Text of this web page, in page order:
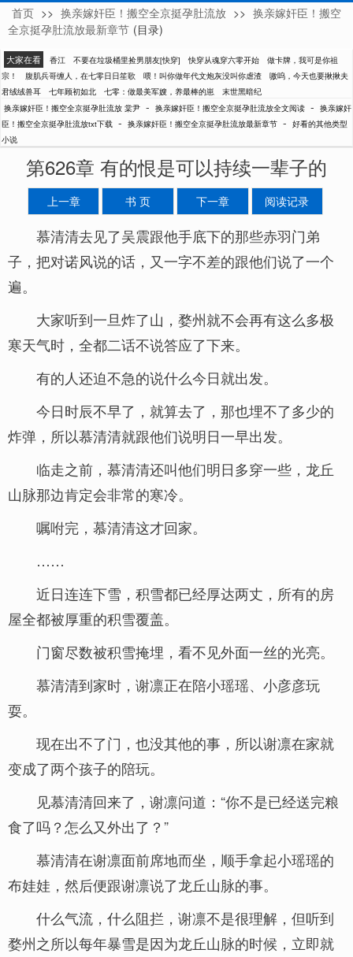
棠尹
首页 >> 换亲嫁奸臣！搬空全京挺孕肚流放 >> 换亲嫁奸臣！搬空
全京挺孕肚流放最新章节 (目录)
大家在看 香江 不要在垃圾桶里捡男朋友[快穿] 快穿从魂穿六零开始
做卡牌，我可是你祖
宗！
腹肌兵哥缠人，在七零日日笙歌 喂！叫你做年代文炮灰没叫你虐渣
嗷呜，今天也要揪揪夫
君绒绒兽耳
七年顾初如北 七零：做最美军嫂，养最棒的崽
末世黑暗纪
换亲嫁奸臣！搬空全京挺孕肚流放 棠尹 - 换亲嫁奸臣！搬空全京挺孕肚流放全文阅读 - 换亲嫁奸
臣！搬空全京挺孕肚流放txt下载 - 换亲嫁奸臣！搬空全京挺孕肚流放最新章节 - 好看的其他类型
小说
第626章 有的恨是可以持续一辈子的
上一章 书 页 下一章 阅读记录
慕清清去见了吴震跟他手底下的那些赤羽门弟
子，把对诺风说的话，又一字不差的跟他们说了一个
遍。
大家听到一旦炸了山，婺州就不会再有这么多极
寒天气时，全都二话不说答应了下来。
有的人还迫不急的说什么今日就出发。
今日时辰不早了，就算去了，那也埋不了多少的
炸弹，所以慕清清就跟他们说明日一早出发。
临走之前，慕清清还叫他们明日多穿一些，龙丘
山脉那边肯定会非常的寒冷。
嘱咐完，慕清清这才回家。
……
近日连连下雪，积雪都已经厚达两丈，所有的房
屋全都被厚重的积雪覆盖。
门窗尽数被积雪掩埋，看不见外面一丝的光亮。
慕清清到家时，谢凛正在陪小瑶瑶、小彦彦玩
耍。
现在出不了门，也没其他的事，所以谢凛在家就
变成了两个孩子的陪玩。
见慕清清回来了，谢凛问道：“你不是已经送完粮
食了吗？怎么又外出了？”
慕清清在谢凛面前席地而坐，顺手拿起小瑶瑶的
布娃娃，然后便跟谢凛说了龙丘山脉的事。
什么气流，什么阻拦，谢凛不是很理解，但听到
婺州之所以每年暴雪是因为龙丘山脉的时候，立即就